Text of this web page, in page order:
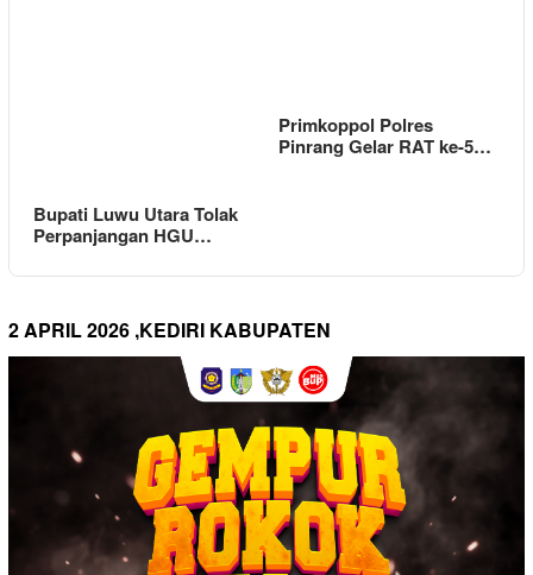
Bupati Luwu Utara Tolak
Perpanjangan HGU…
Primkoppol Polres
Pinrang Gelar RAT ke-5…
2 APRIL 2026 ,KEDIRI KABUPATEN